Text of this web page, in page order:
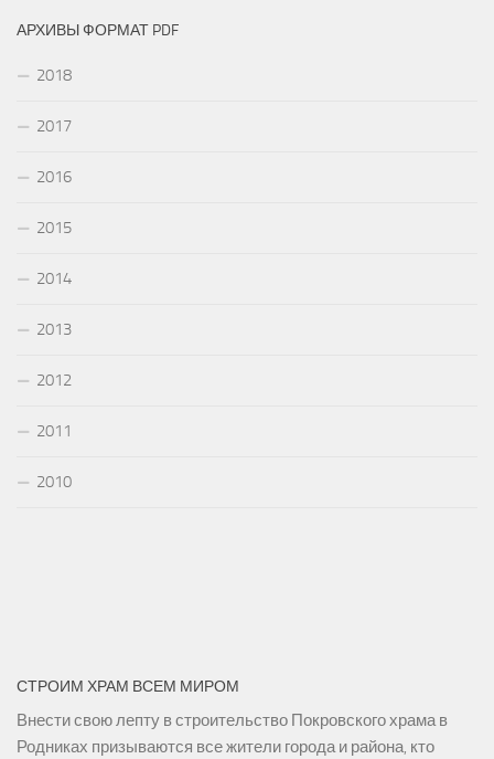
АРХИВЫ ФОРМАТ PDF
2018
2017
2016
2015
2014
2013
2012
2011
2010
СТРОИМ ХРАМ ВСЕМ МИРОМ
Внести свою лепту в строительство Покровского храма в
Родниках призываются все жители города и района, кто